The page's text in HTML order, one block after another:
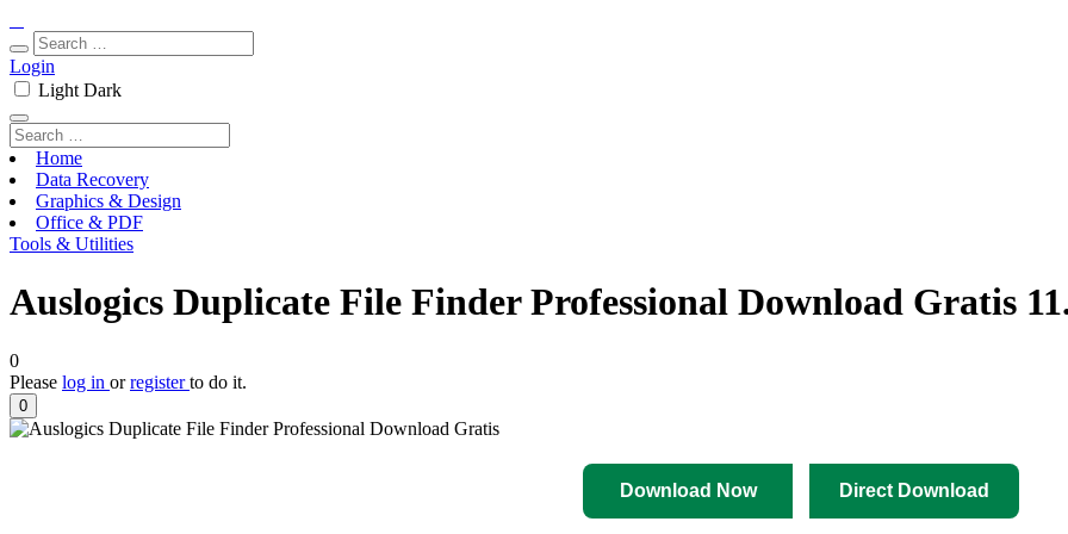
Login
Light Dark
Home
Data Recovery
Graphics & Design
Office & PDF
Tools & Utilities
Auslogics Duplicate File Finder Professional Download Gratis
0
Please log in orregisterto do it.
0
Download Now Direct Download